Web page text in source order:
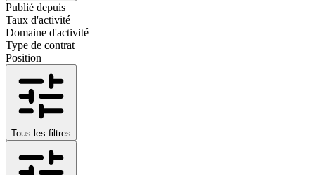
Publié depuis
Taux d'activité
Domaine d'activité
Type de contrat
Position
Tous les filtres